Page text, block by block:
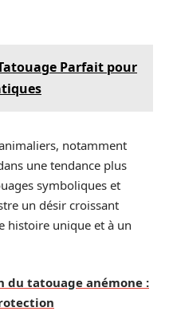
Parfait pour
notamment
une tendance plus
symboliques et
un désir croissant
histoire unique et à un
du tatouage anémone :